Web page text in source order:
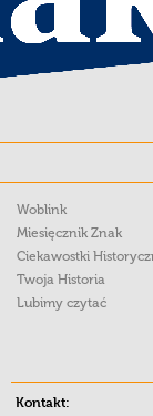
Woblink
Miesięcznik Znak
Ciekawostki
Twoja Historia
Lubimy czytać
Kontakt: